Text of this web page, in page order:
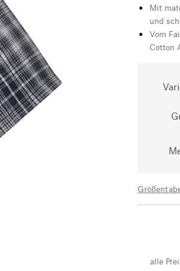
Mit
und
Vom
Cotton
alle